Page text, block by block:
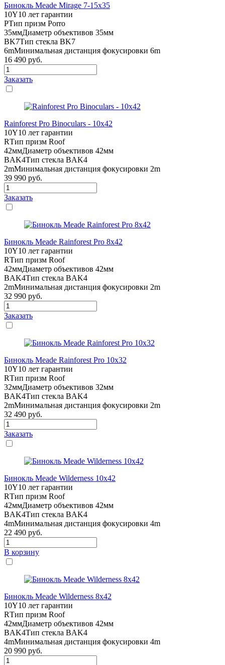
Бинокль Meade Mirage 7-15x35
10Y10 лет гарантии
PТип призм Porro
35ммДиаметр объективов 35мм
BK7Тип стекла BK7
6mМинимальная дистанция фокусировки 6m
16 490 руб.
Заказать
Rainforest Pro Binoculars - 10x42
10Y10 лет гарантии
RТип призм Roof
42ммДиаметр объективов 42мм
BAK4Тип стекла BAK4
2mМинимальная дистанция фокусировки 2m
39 990 руб.
Заказать
Бинокль Meade Rainforest Pro 8x42
10Y10 лет гарантии
RТип призм Roof
42ммДиаметр объективов 42мм
BAK4Тип стекла BAK4
2mМинимальная дистанция фокусировки 2m
32 990 руб.
Заказать
Бинокль Meade Rainforest Pro 10x32
10Y10 лет гарантии
RТип призм Roof
32ммДиаметр объективов 32мм
BAK4Тип стекла BAK4
2mМинимальная дистанция фокусировки 2m
32 490 руб.
Заказать
Бинокль Meade Wilderness 10x42
10Y10 лет гарантии
RТип призм Roof
42ммДиаметр объективов 42мм
BAK4Тип стекла BAK4
4mМинимальная дистанция фокусировки 4m
22 490 руб.
В корзину
Бинокль Meade Wilderness 8x42
10Y10 лет гарантии
RТип призм Roof
42ммДиаметр объективов 42мм
BAK4Тип стекла BAK4
4mМинимальная дистанция фокусировки 4m
20 990 руб.